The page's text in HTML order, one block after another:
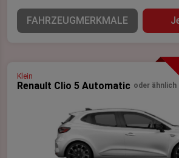
FAHRZEUGMERKMALE
Klein
Renault Clio 5 Automatic oder ähnlich